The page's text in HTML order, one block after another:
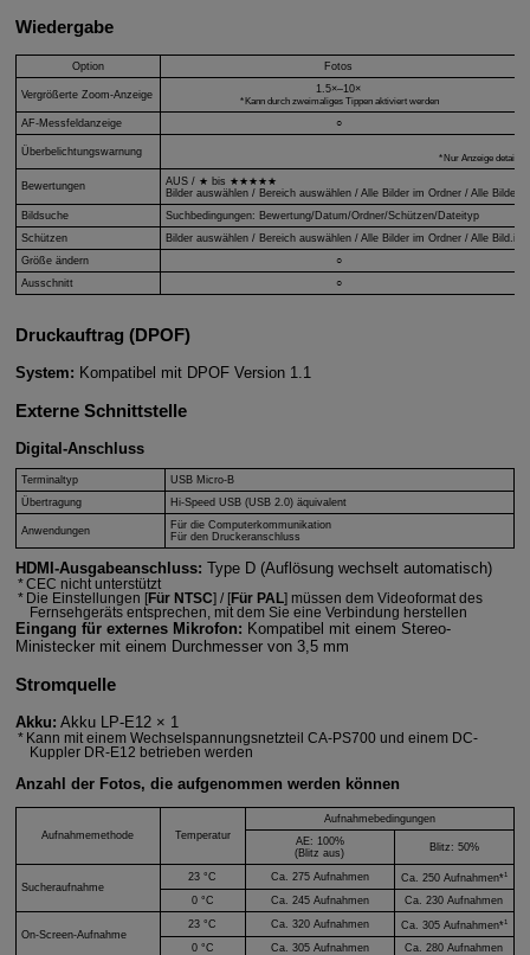
Wiedergabe
Option Fotos
Vergrößerte Zoom-Anzeige
1.5×–10×
Kann durch zweimaliges Tippen aktiviert werden
AF-Messfeldanzeige
○
Überbelichtungswarnung
Nur Anzeige
Bewertungen
AUS / ★ bis ★★★★★
Bilder auswählen / Bereich auswählen / Alle Bilder im Ordner / Alle Bilder
Bildsuche
Suchbedingungen: Bewertung/Datum/Ordner/Schützen/Dateityp
Schützen
Bilder auswählen / Bereich auswählen / Alle Bilder im Ordner / Alle
Größe ändern
○
Ausschnitt
○
Druckauftrag (DPOF)
System: Kompatibel mit DPOF Version 1.1
Externe Schnittstelle
Digital-Anschluss
Terminaltyp USB Micro-B
Übertragung
Hi-Speed USB (USB 2.0) äquivalent
Anwendungen
Für die Computerkommunikation
Für den Druckeranschluss
HDMI-Ausgabeanschluss: Type D (Auflösung wechselt automatisch)
CEC nicht unterstützt
Die Einstellungen [
Für NTSC ] / [ Für PAL ] müssen dem Videoformat des
Fernsehgeräts entsprechen, mit dem Sie eine Verbindung herstellen
Eingang für externes Mikrofon: Kompatibel mit einem Stereo-
Ministecker mit einem Durchmesser von 3,5 mm
Stromquelle
Akku: Akku LP-E12× 1
Kann mit einem WechselspannungsnetzteilCA-PS700 und einem DC-
Kuppler DR-E12 betrieben werden
Anzahl der Fotos, die aufgenommen werden können
Aufnahmemethode Temperatur
Aufnahmebedingungen
AE: 100%
(Blitz aus)
Blitz: 50%
Sucheraufnahme
23 °C Ca. 275 Aufnahmen Ca. 250 Aufnahmen*1
0 °C Ca. 245 Aufnahmen Ca. 230 Aufnahmen
On-Screen-Aufnahme
23 °C Ca. 320 Aufnahmen Ca. 305 Aufnahmen*1
0 °C Ca. 305 Aufnahmen Ca. 280 Aufnahmen